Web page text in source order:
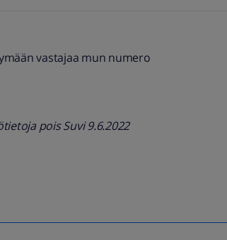
vastajaa mun numero
pois Suvi 9.6.2022